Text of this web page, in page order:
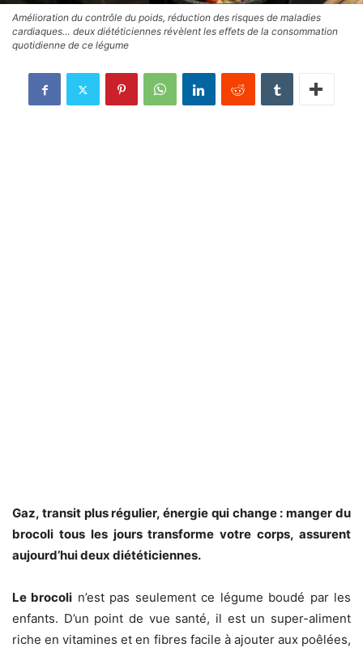
Amélioration du contrôle du poids, réduction des risques de maladies
cardiaques… deux diététiciennes révèlent les effets de la consommation
quotidienne de ce légume
Gaz, transit plus régulier, énergie qui change : manger du
brocoli tous les jours transforme votre corps, assurent
aujourd’hui deux diététiciennes.
Le brocoli n’est pas seulement ce légume boudé par les
enfants. D’un point de vue santé, il est un super-aliment
riche en vitamines et en fibres facile à ajouter aux poêlées,